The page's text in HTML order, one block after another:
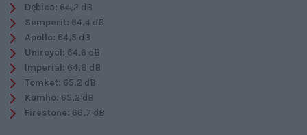
Dębica: 64,2 dB
Semperit: 64,4 dB
Apollo: 64,5 dB
Uniroyal: 64,6 dB
Imperial: 64,8 dB
Tomket: 65,2 dB
Kumho: 65,2 dB
Firestone: 66,7 dB